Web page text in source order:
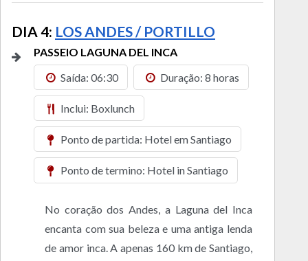
DIA 4: LOS ANDES / PORTILLO
PASSEIO LAGUNA DEL INCA
Saída: 06:30
Duração: 8 horas
Inclui: Boxlunch
Ponto de partida: Hotel em Santiago
Ponto de termino: Hotel in Santiago
No coração dos Andes, a Laguna del Inca
encanta com sua beleza e uma antiga lenda
de amor inca. A apenas 160 km de Santiago,